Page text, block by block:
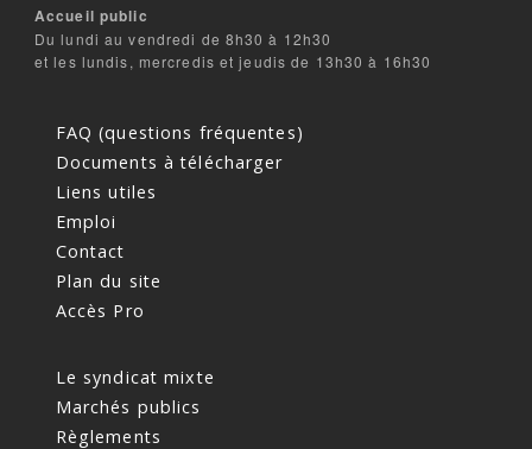
Accueil public
Du lundi au vendredi de 8h30 à 12h30
et les lundis, mercredis et jeudis de 13h30 à 16h30
FAQ (questions fréquentes)
Documents à télécharger
Liens utiles
Emploi
Contact
Plan du site
Accès Pro
Le syndicat mixte
Marchés publics
Règlements